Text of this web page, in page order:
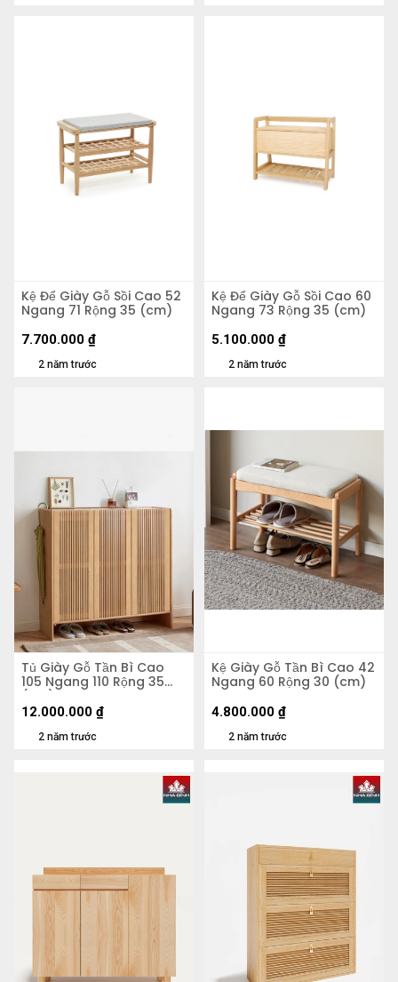
Kệ Để Giày Gỗ Sồi Cao 52
Ngang 71 Rộng 35 (cm)
2 năm trước
7.700.000 ₫
Kệ Để Giày Gỗ Sồi Cao 60
Ngang 73 Rộng 35 (cm)
2 năm trước
5.100.000 ₫
Tủ Giày Gỗ Tần Bì Cao
105 Ngang 110 Rộng 35
(cm)
2 năm trước
12.000.000 ₫
Kệ Giày Gỗ Tần Bì Cao 42
Ngang 60 Rộng 30 (cm)
2 năm trước
4.800.000 ₫